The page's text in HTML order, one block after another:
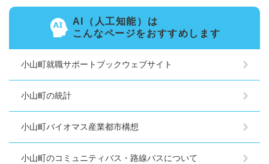
AI（人工知能）は
こんなページをおすすめします
小山町就職サポートブックウェブサイト
小山町の統計
小山町バイオマス産業都市構想
小山町のコミュニティバス・路線バスについて